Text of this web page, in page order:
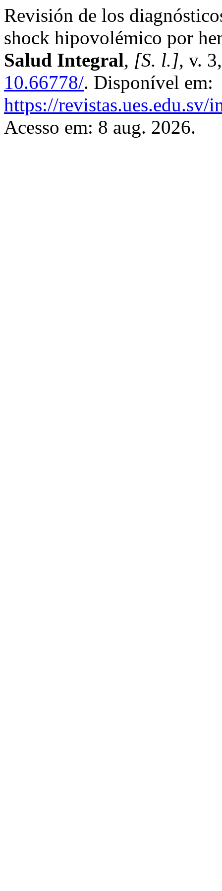
Revisión de los
shock hipovolémico por
Salud Integral, [S. l.], v.
10.66778/. Disponível em:
https://
Acesso em: 8 aug. 2026.